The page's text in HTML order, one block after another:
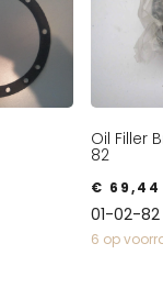
Oil Filler
82
€ 69,44
01-02-82
6 op